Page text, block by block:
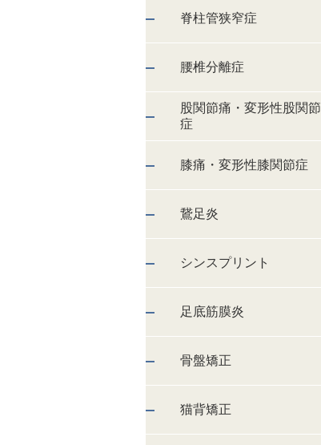
脊柱管狭窄症
腰椎分離症
股関節痛・変形性股関節
症
膝痛・変形性膝関節症
鵞足炎
シンスプリント
足底筋膜炎
骨盤矯正
猫背矯正